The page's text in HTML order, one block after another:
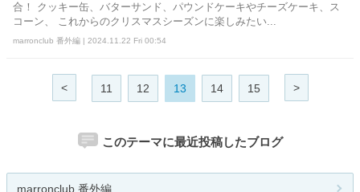
合！ クッキー缶、バターサンド、パウンドケーキやチーズケーキ、ス
コーン、 これからのクリスマスシーズンに楽しみたい...
marronclub 番外編 | 2024.11.22 Fri 00:54
< 11 12 13 14 15 >
このテーマに最近投稿したブログ
marronclub 番外編